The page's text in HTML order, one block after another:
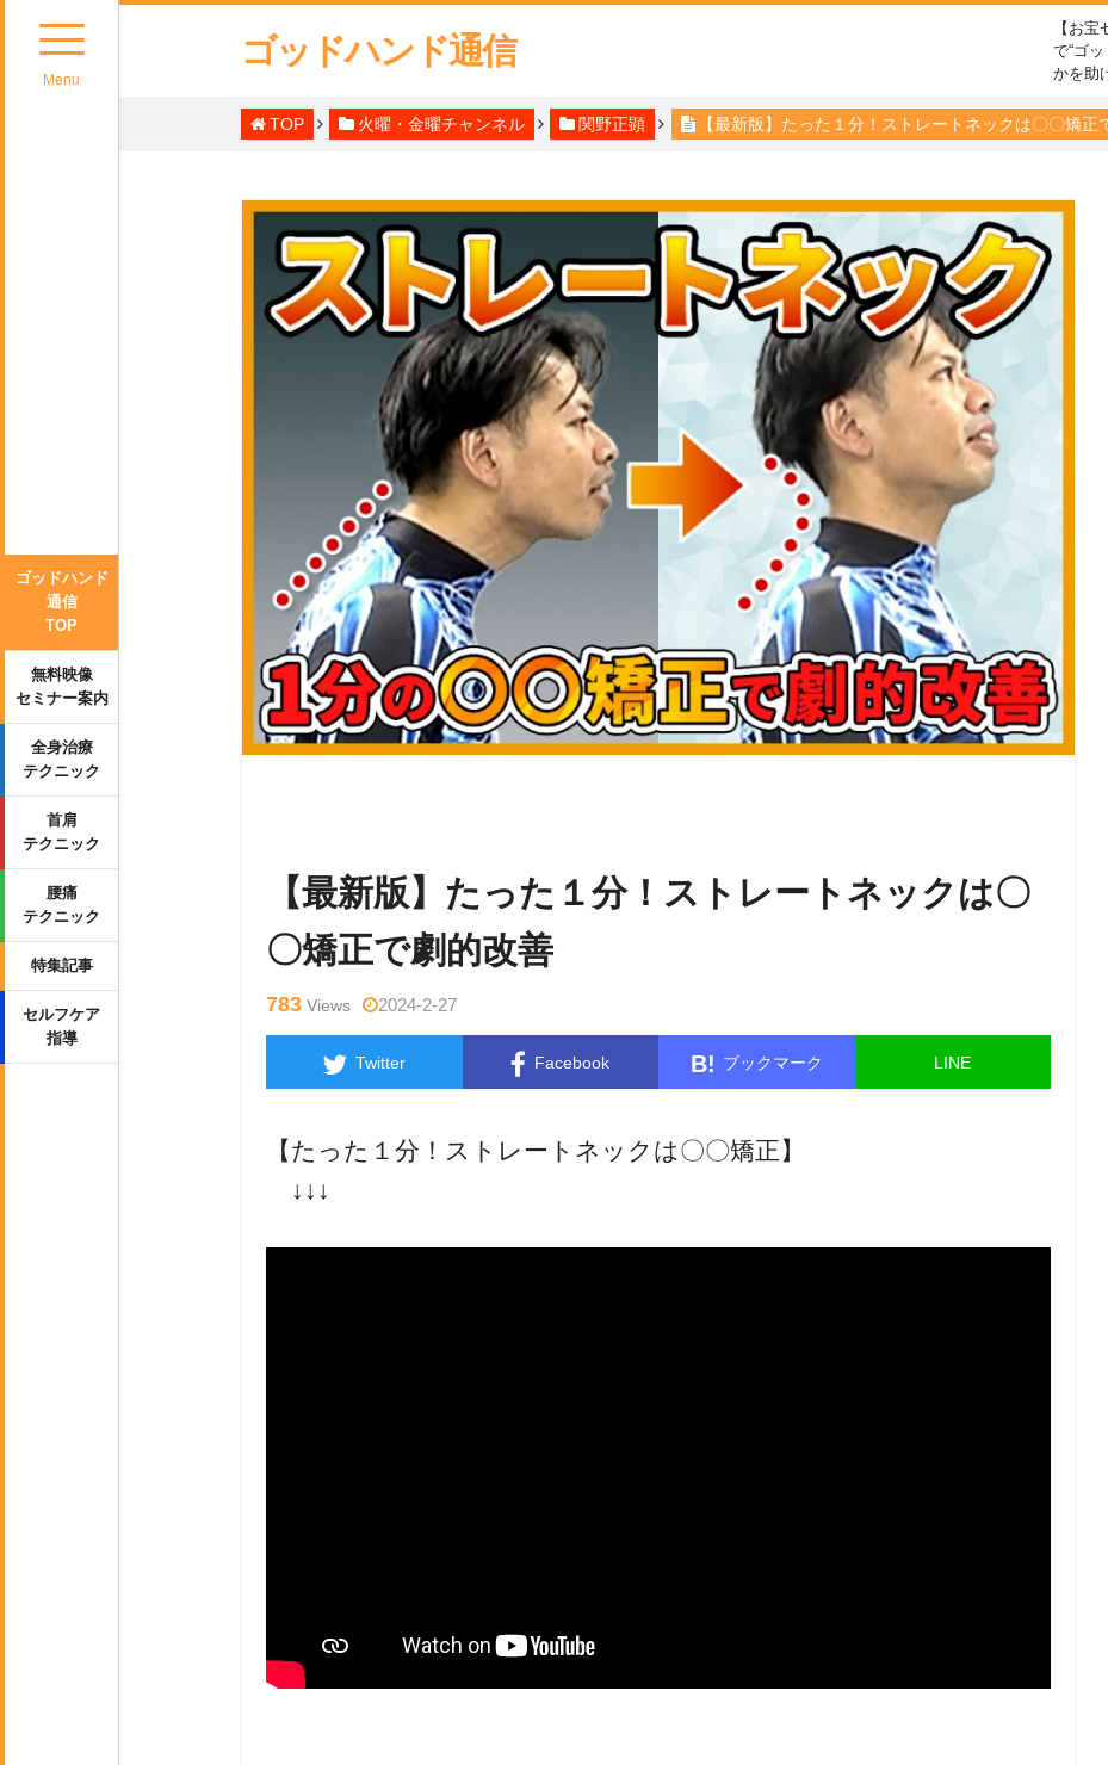
Menu
ゴッドハンド
通信
TOP
無料映像
セミナー案内
全身治療
テクニック
首肩
テクニック
腰痛
テクニック
特集記事
セルフケア
指導
ゴッドハンド通信
【お
で“ゴ
かを助
TOP 火曜・金曜チャンネル 関野正顕 【最新版】たった１分！ストレートネックは〇〇矯正
【最新版】たった１分！ストレートネックは〇
〇矯正で劇的改善
783 Views 2024-2-27
Twitter Facebook B! ブックマーク LINE
【たった１分！ストレートネックは〇〇矯正】
↓↓↓